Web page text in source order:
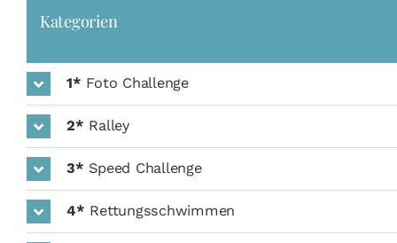
Kategorien
1* Foto Challenge
2* Ralley
3* Speed Challenge
4* Rettungsschwimmen